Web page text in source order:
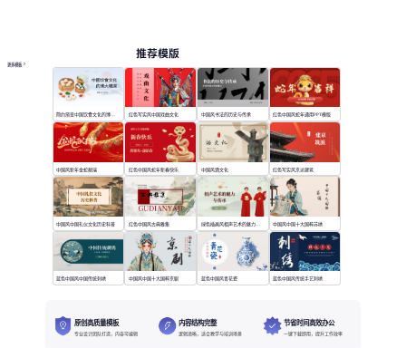
推荐模版
更多模板
简约渐变中国饮食文化的博大精深 红色写实风中国戏曲文化 中国风书法的历史与传承 红色中国风蛇年通用PPT模版
中国风新年金蛇献瑞 红色中国风蛇年新春快乐 中国风酒文化 红色写实风京派建筑
中国风中国礼仪文化历史科普 红色中国风古典雅集 绿色插画风相声艺术的魅力与传承 中国风中国十大国粹苏绣
蓝色中国风中国传统刺绣 中国风中国十大国粹京剧 蓝色中国风青花瓷 蓝色中国风传统手艺刺绣
原创高质量模板
专业设计团队打造，内容可编辑
内容结构完整
逻辑清晰，适合教学与培训场景
节省时间高效办公
一键下载即用，提升工作效率